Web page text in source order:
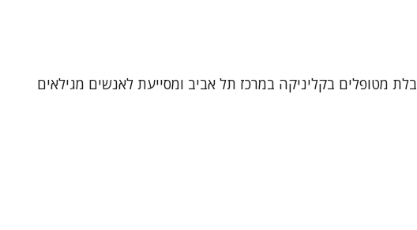
מטופלים בקליניקה במרכז תל אביב ומסייעת לאנשים מגילאים